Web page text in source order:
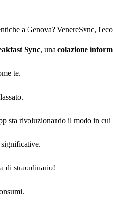
a Genova? VenereSync,
Sync, una colazione
te.
sta rivoluzionando il modo in
di straordinario!